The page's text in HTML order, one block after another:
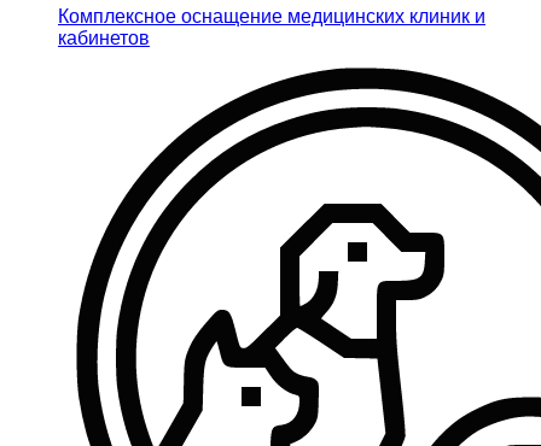
Комплексное оснащение медицинских клиник и
кабинетов